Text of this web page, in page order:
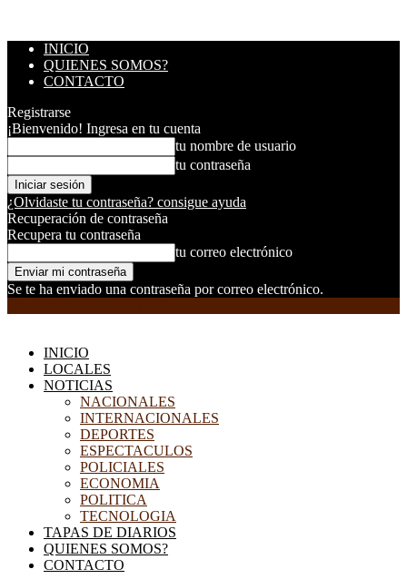
INICIO
QUIENES SOMOS?
CONTACTO
Registrarse
¡Bienvenido! Ingresa en tu cuenta
tu nombre de usuario
tu contraseña
¿Olvidaste tu contraseña? consigue ayuda
Recuperación de contraseña
Recupera tu contraseña
tu correo electrónico
Se te ha enviado una contraseña por correo electrónico.
INICIO
LOCALES
NOTICIAS
NACIONALES
INTERNACIONALES
DEPORTES
ESPECTACULOS
POLICIALES
ECONOMIA
POLITICA
TECNOLOGIA
TAPAS DE DIARIOS
QUIENES SOMOS?
CONTACTO